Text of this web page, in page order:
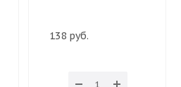
138 руб.